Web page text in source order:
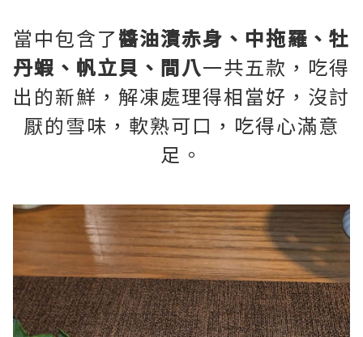
當中包含了醬油漬赤身、中拖羅、牡
丹蝦、帆立貝、間八一共五款，吃得
出的新鮮，解凍處理得相當好，沒討
厭的雪味，軟熟可口，吃得心滿意
足。